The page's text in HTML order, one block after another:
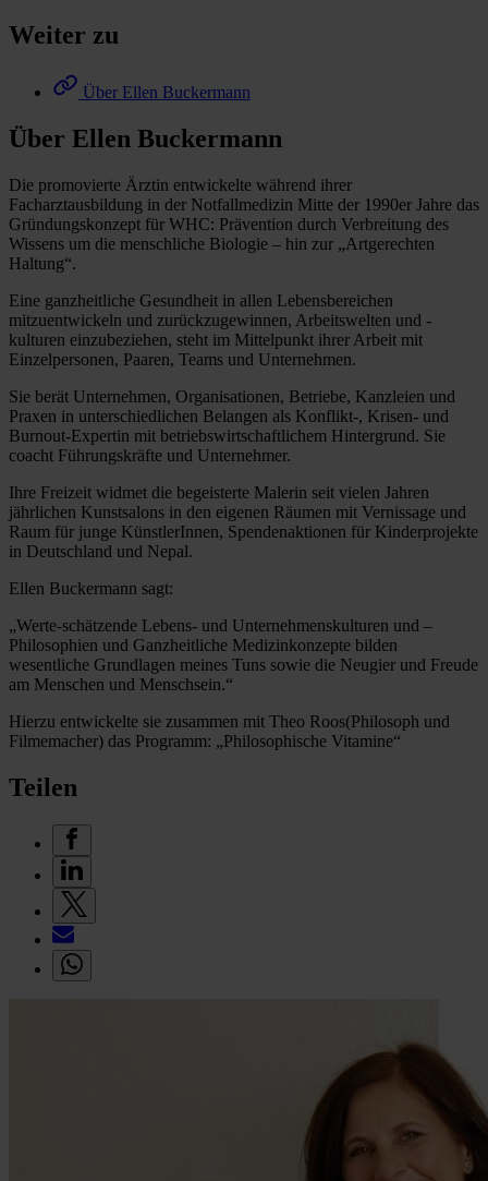
Weiter zu
Über Ellen Buckermann
Über Ellen Buckermann
Die promovierte Ärztin entwickelte während ihrer
Facharztausbildung in der Notfallmedizin Mitte der 1990er Jahre das
Gründungskonzept für WHC: Prävention durch Verbreitung des
Wissens um die menschliche Biologie – hin zur „Artgerechten
Haltung“.
Eine ganzheitliche Gesundheit in allen Lebensbereichen
mitzuentwickeln und zurückzugewinnen, Arbeitswelten und -
kulturen einzubeziehen, steht im Mittelpunkt ihrer Arbeit mit
Einzelpersonen, Paaren, Teams und Unternehmen.
Sie berät Unternehmen, Organisationen, Betriebe, Kanzleien und
Praxen in unterschiedlichen Belangen als Konflikt-, Krisen- und
Burnout-Expertin mit betriebswirtschaftlichem Hintergrund. Sie
coacht Führungskräfte und Unternehmer.
Ihre Freizeit widmet die begeisterte Malerin seit vielen Jahren
jährlichen Kunstsalons in den eigenen Räumen mit Vernissage und
Raum für junge KünstlerInnen, Spendenaktionen für Kinderprojekte
in Deutschland und Nepal.
Ellen Buckermann sagt:
„Werte-schätzende Lebens- und Unternehmenskulturen und –
Philosophien und Ganzheitliche Medizinkonzepte bilden
wesentliche Grundlagen meines Tuns sowie die Neugier und Freude
am Menschen und Menschsein.“
Hierzu entwickelte sie zusammen mit Theo Roos(Philosoph und
Filmemacher) das Programm: „Philosophische Vitamine“
Teilen